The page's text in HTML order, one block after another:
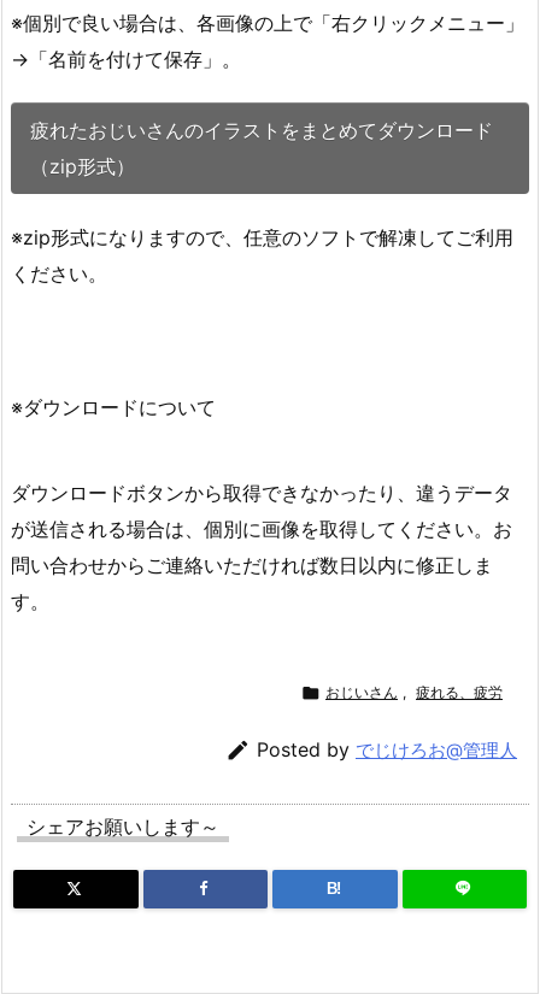
※個別で良い場合は、各画像の上で「右クリックメニュー」
→「名前を付けて保存」。
疲れたおじいさんのイラストをまとめてダウンロード
（zip形式）
※zip形式になりますので、任意のソフトで解凍してご利用
ください。
※ダウンロードについて
ダウンロードボタンから取得できなかったり、違うデータ
が送信される場合は、個別に画像を取得してください。お
問い合わせからご連絡いただければ数日以内に修正しま
す。
 おじいさん , 疲れる、疲労
 Posted by でじけろお@管理人
シェアお願いします～
B!